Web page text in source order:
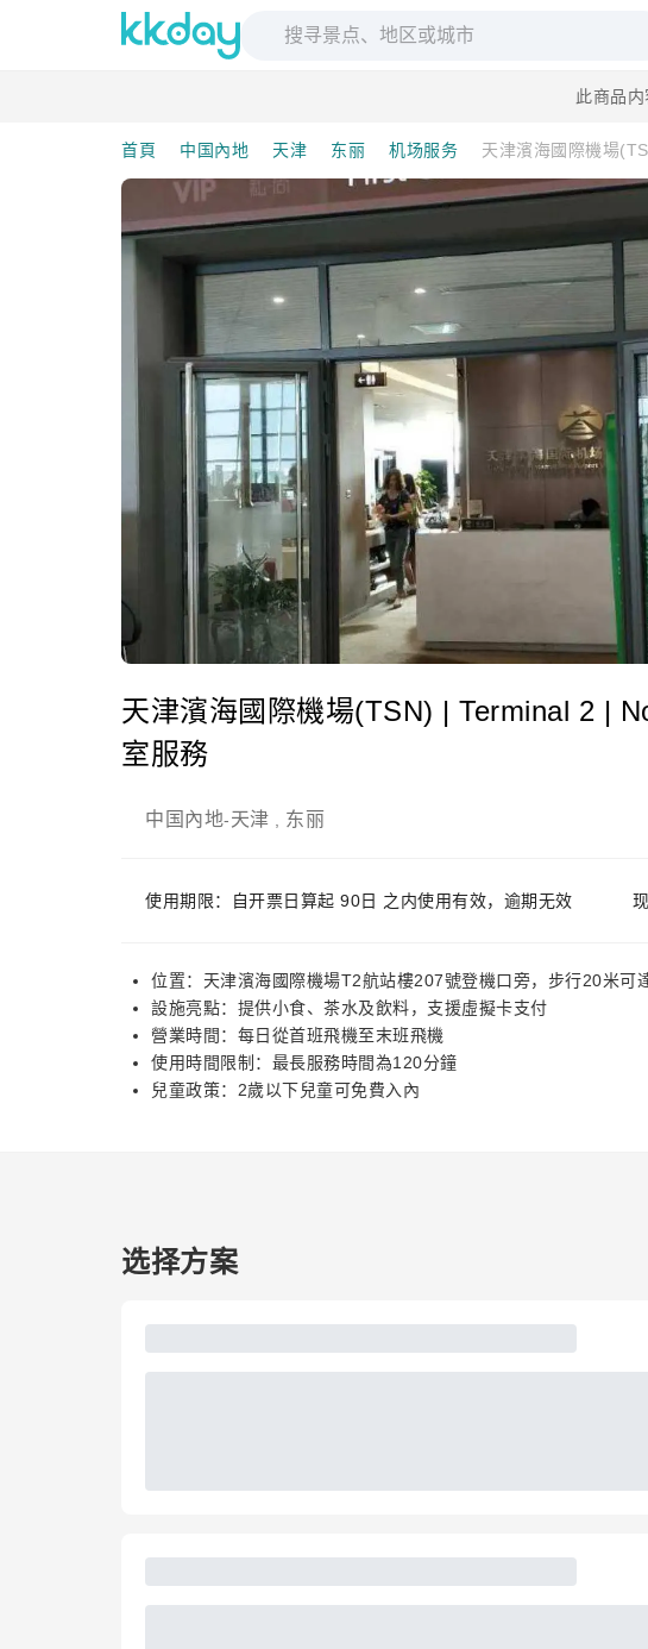
此商品
首頁 中国內地 天津 东丽 机场服务 天津濱海國際機場
天津濱海國際機場(TSN) | Terminal 2 |
室服務
中国內地-天津 东丽
使用期限：自开票日算起 90日 之内使用有效，逾期无效
位置：天津濱海國際機場T2航站樓207號登機口旁，步行20米可
設施亮點：提供小食、茶水及飲料，支援虛擬卡支付
營業時間：每日從首班飛機至末班飛機
使用時間限制：最長服務時間為120分鐘
兒童政策：2歲以下兒童可免費入內
选择方案